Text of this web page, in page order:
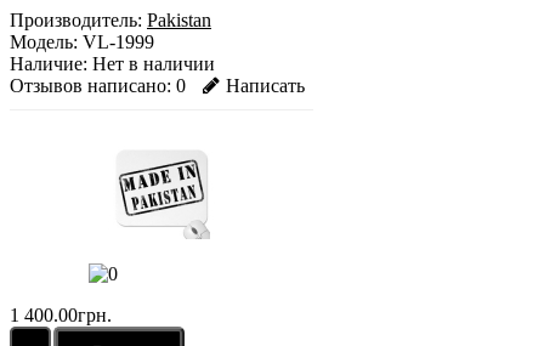
Производитель: Pakistan
Модель: VL-1999
Наличие: Нет в наличии
Отзывов написано: 0 Написать
1 400.00грн.